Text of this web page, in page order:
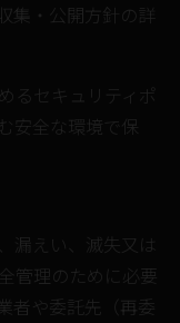
集・公開方針の詳
るセキュリティポ
安全な環境で保
漏えい、滅失又は
管理のために必要
者や委託先（再委